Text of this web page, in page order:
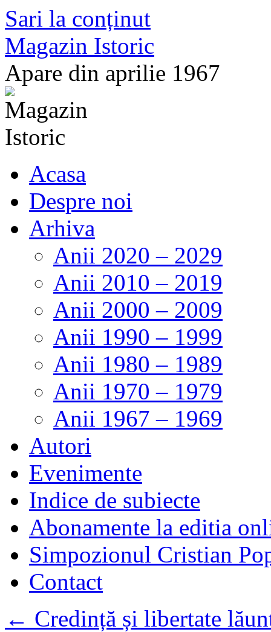
Sari la conținut
Magazin Istoric
Apare din aprilie 1967
Acasa
Despre noi
Arhiva
Anii 2020 – 2029
Anii 2010 – 2019
Anii 2000 – 2009
Anii 1990 – 1999
Anii 1980 – 1989
Anii 1970 – 1979
Anii 1967 – 1969
Autori
Evenimente
Indice de subiecte
Abonamente la editia
Simpozionul Cristian
Contact
← Credință și libertate